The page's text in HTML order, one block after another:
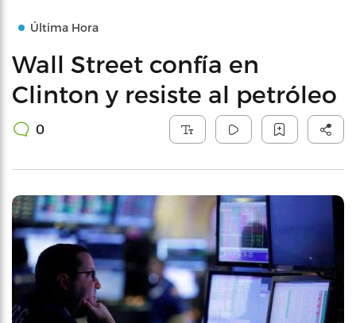
Última Hora
Wall Street confía en
Clinton y resiste al petróleo
0